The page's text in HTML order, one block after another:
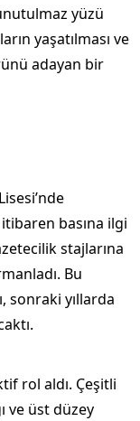
yüzü
yaşatılması ve
adayan bir
basına ilgi
stajlarına
Bu
sonraki yıllarda
rol aldı. Çeşitli
ve üst düzey